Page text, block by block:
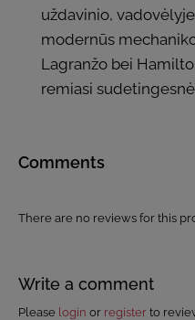
uždavinio,
modernūs
Lagranžo bei
remiasi
Comments
There are no reviews for this
Write a comment
Please login or register to